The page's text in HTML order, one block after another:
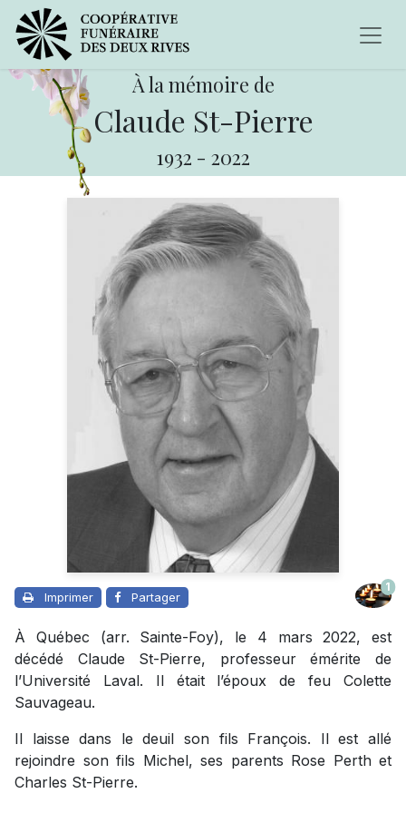
À la mémoire de
Claude St-Pierre
1932 - 2022
Imprimer Partager
1
À Québec (arr. Sainte-Foy), le 4 mars 2022, est
décédé Claude St-Pierre, professeur émérite de
l’Université Laval. Il était l’époux de feu Colette
Sauvageau.
Il laisse dans le deuil son fils François. Il est allé
rejoindre son fils Michel, ses parents Rose Perth et
Charles St-Pierre.